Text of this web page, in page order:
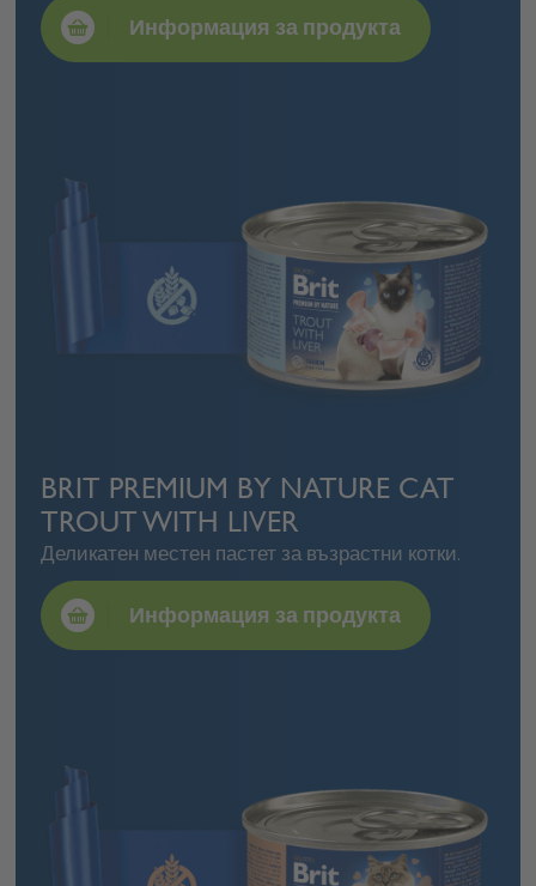
Информация за продукта
BRIT PREMIUM BY NATURE CAT
TROUT WITH LIVER
Деликатен местен пастет за възрастни котки.
Информация за продукта